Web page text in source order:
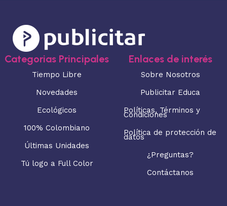
Categorias Principales
Tiempo Libre
Novedades
Ecológicos
100% Colombiano
Últimas Unidades
Tú logo a Full Color
Enlaces de interés
Sobre Nosotros
Publicitar Educa
Políticas, Términos y
Condiciones
Política de protección de
datos
¿Preguntas?
Contáctanos